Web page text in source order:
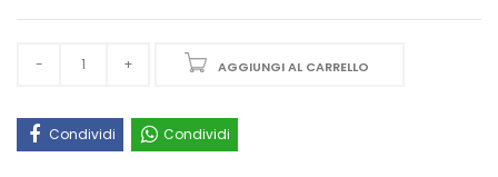
AGGIUNGI AL CARRELLO
Condividi Condividi